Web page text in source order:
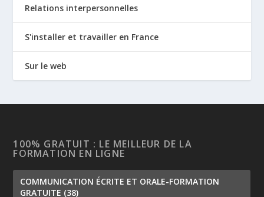
Relations interpersonnelles
S'installer et travailler en France
Sur le web
100% GRATUIT : LE MEILLEUR DE LA
FORMATION EN LIGNE
COMMUNICATION ÉCRITE ET ORALE-FORMATION
GRATUITE (38)